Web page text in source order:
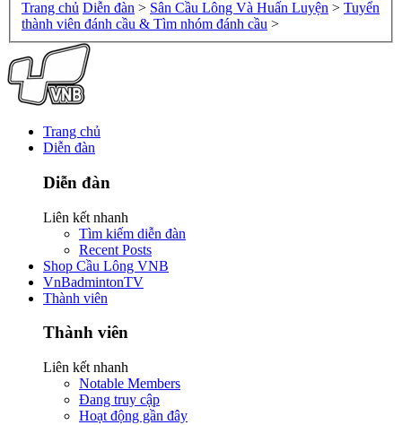
Trang chủ Diễn đàn > Sân Cầu Lông Và Huấn Luyện > Tuyển
thành viên đánh cầu & Tìm nhóm đánh cầu >
Trang chủ
Diễn đàn
Diễn đàn
Liên kết nhanh
Tìm kiếm diễn đàn
Recent Posts
Shop Cầu Lông VNB
VnBadmintonTV
Thành viên
Thành viên
Liên kết nhanh
Notable Members
Đang truy cập
Hoạt động gần đây